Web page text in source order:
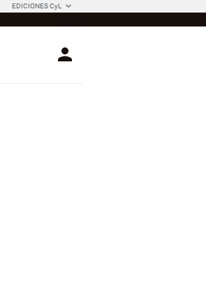
EDICIONES CyL
Login